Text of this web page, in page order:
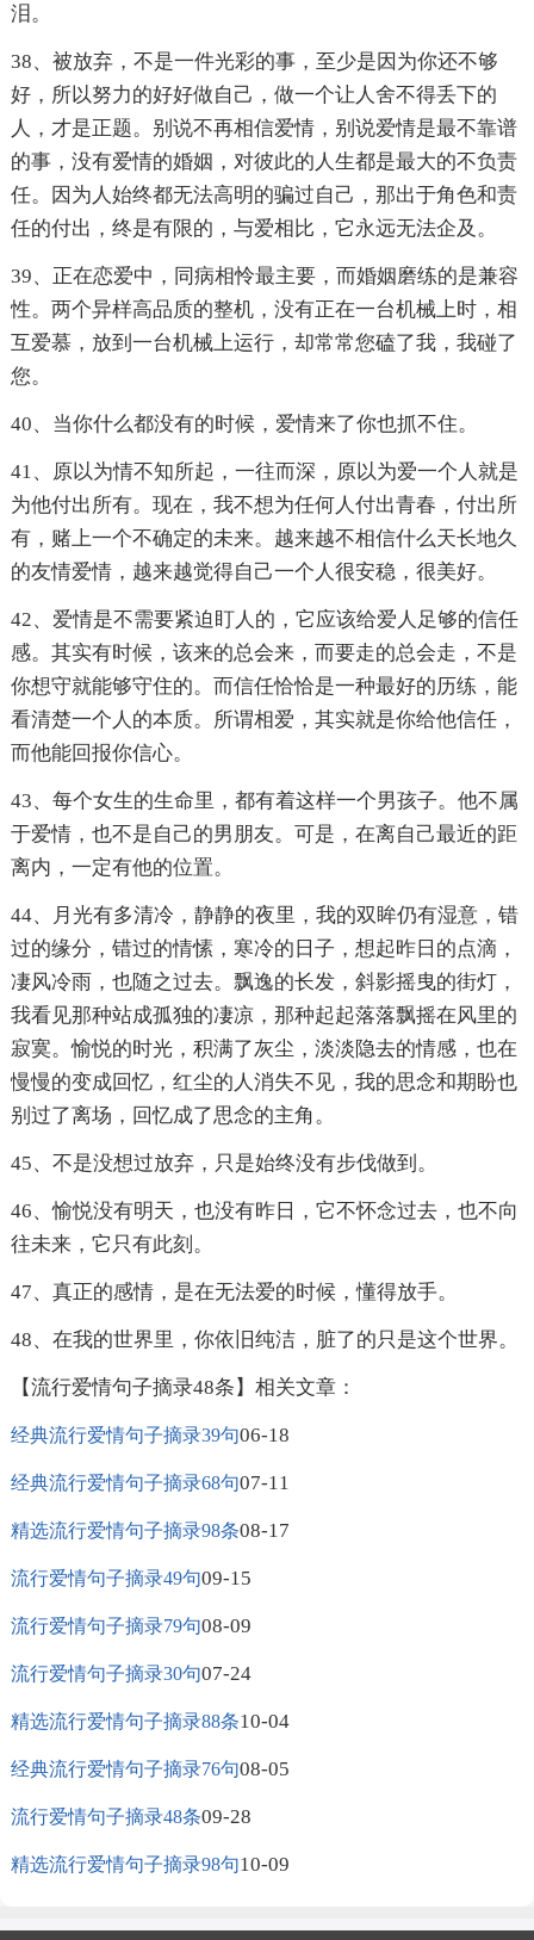
泪。
38、被放弃，不是一件光彩的事，至少是因为你还不够
好，所以努力的好好做自己，做一个让人舍不得丢下的
人，才是正题。别说不再相信爱情，别说爱情是最不靠谱
的事，没有爱情的婚姻，对彼此的人生都是最大的不负责
任。因为人始终都无法高明的骗过自己，那出于角色和责
任的付出，终是有限的，与爱相比，它永远无法企及。
39、正在恋爱中，同病相怜最主要，而婚姻磨练的是兼容
性。两个异样高品质的整机，没有正在一台机械上时，相
互爱慕，放到一台机械上运行，却常常您磕了我，我碰了
您。
40、当你什么都没有的时候，爱情来了你也抓不住。
41、原以为情不知所起，一往而深，原以为爱一个人就是
为他付出所有。现在，我不想为任何人付出青春，付出所
有，赌上一个不确定的未来。越来越不相信什么天长地久
的友情爱情，越来越觉得自己一个人很安稳，很美好。
42、爱情是不需要紧迫盯人的，它应该给爱人足够的信任
感。其实有时候，该来的总会来，而要走的总会走，不是
你想守就能够守住的。而信任恰恰是一种最好的历练，能
看清楚一个人的本质。所谓相爱，其实就是你给他信任，
而他能回报你信心。
43、每个女生的生命里，都有着这样一个男孩子。他不属
于爱情，也不是自己的男朋友。可是，在离自己最近的距
离内，一定有他的位置。
44、月光有多清冷，静静的夜里，我的双眸仍有湿意，错
过的缘分，错过的情愫，寒冷的日子，想起昨日的点滴，
凄风冷雨，也随之过去。飘逸的长发，斜影摇曳的街灯，
我看见那种站成孤独的凄凉，那种起起落落飘摇在风里的
寂寞。愉悦的时光，积满了灰尘，淡淡隐去的情感，也在
慢慢的变成回忆，红尘的人消失不见，我的思念和期盼也
别过了离场，回忆成了思念的主角。
45、不是没想过放弃，只是始终没有步伐做到。
46、愉悦没有明天，也没有昨日，它不怀念过去，也不向
往未来，它只有此刻。
47、真正的感情，是在无法爱的时候，懂得放手。
48、在我的世界里，你依旧纯洁，脏了的只是这个世界。
【流行爱情句子摘录48条】相关文章：
经典流行爱情句子摘录39句06-18
经典流行爱情句子摘录68句07-11
精选流行爱情句子摘录98条08-17
流行爱情句子摘录49句09-15
流行爱情句子摘录79句08-09
流行爱情句子摘录30句07-24
精选流行爱情句子摘录88条10-04
经典流行爱情句子摘录76句08-05
流行爱情句子摘录48条09-28
精选流行爱情句子摘录98句10-09